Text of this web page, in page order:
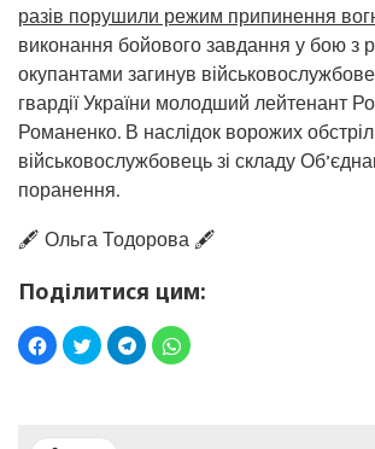
разів порушили режим припинення
виконання бойового завдання у бою з
окупантами загинув
гвардії України молодший лейтенант
Романенко. В наслідок ворожих
військовослужбовець зі складу
поранення.
🖋️ Ольга Тодорова 🖋️
Поділитися цим: